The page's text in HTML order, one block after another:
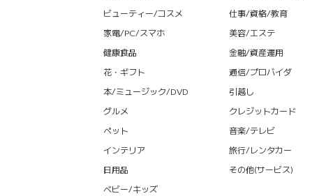
ビューティー/コスメ
家電/PC/スマホ
健康食品
花・ギフト
本/ミュージック/DVD
グルメ
ペット
インテリア
日用品
ベビー/キッズ
仕事/資格/教育
美容/エステ
金融/資産運用
通信/プロバイダ
引越し
クレジットカード
音楽/テレビ
旅行/レンタカー
その他(サービス)